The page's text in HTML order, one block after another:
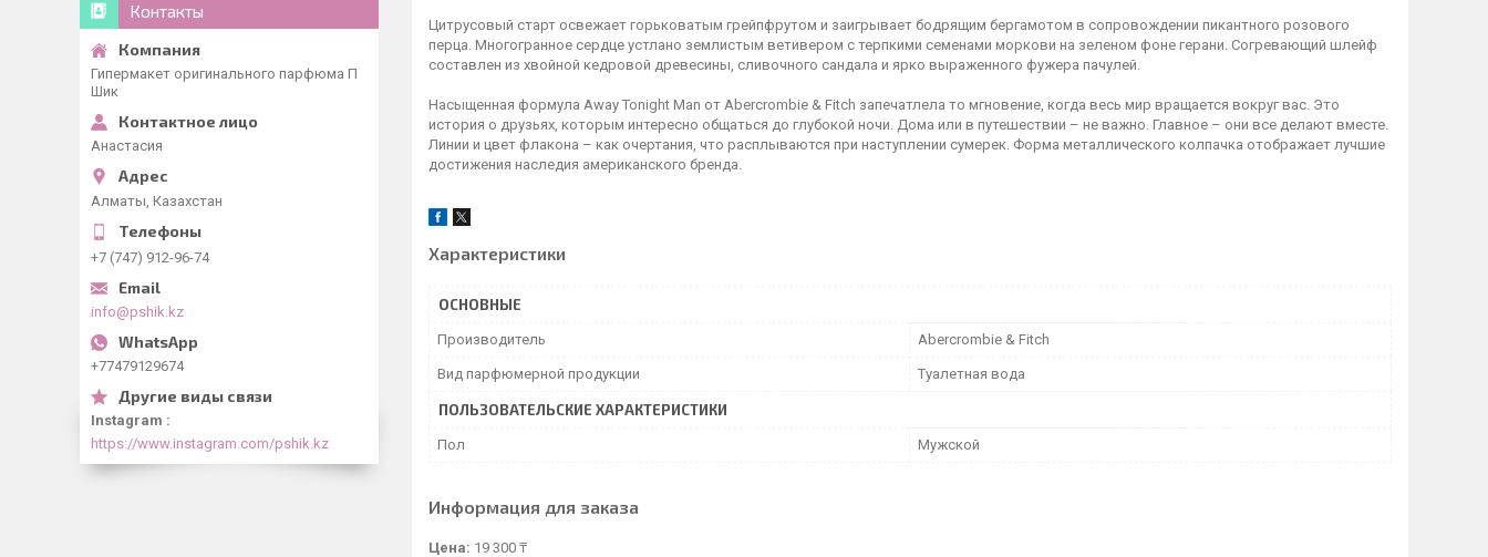
Цитрусовый старт освежает горьковатым грейпфрутом и заигрывает бодрящим бергамотом в сопровождении пикантного розового
перца. Многогранное сердце устлано землистым ветивером с терпкими семенами моркови на зеленом фоне герани. Согревающий шлейф
составлен из хвойной кедровой древесины, сливочного сандала и ярко выраженного фужера пачулей.
Насыщенная формула Away Tonight Man от Abercrombie & Fitch запечатлела то мгновение, когда весь мир вращается вокруг вас. Это
история о друзьях, которым интересно общаться до глубокой ночи. Дома или в путешествии – не важно. Главное – они все делают вместе.
Линии и цвет флакона – как очертания, что расплываются при наступлении сумерек. Форма металлического колпачка отображает лучшие
достижения наследия американского бренда.
Характеристики
ОСНОВНЫЕ
Производитель Abercrombie & Fitch
Вид парфюмерной продукции Туалетная вода
ПОЛЬЗОВАТЕЛЬСКИЕ ХАРАКТЕРИСТИКИ
Пол Мужской
Информация для заказа
Цена: 19 300 ₸
Контакты
Гипермакет оригинального парфюма П
Шик
Анастасия
Алматы, Казахстан
+7 (747) 912-96-74
info@pshik.kz
+77479129674
Instagram
https://www.instagram.com/pshik.kz